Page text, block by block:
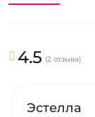
4.5 (2 отзыва)
Эстелла